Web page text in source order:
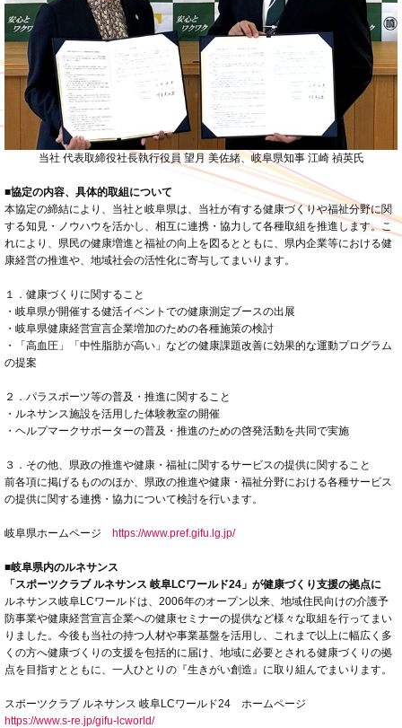
当社 代表取締役社長執行役員 望月 美佐緒、岐阜県知事 江崎 禎英氏
■協定の内容、具体的取組について
本協定の締結により、当社と岐阜県は、当社が有する健康づくりや福祉分野に関
する知見・ノウハウを活かし、相互に連携・協力して各種取組を推進します。こ
れにより、県民の健康増進と福祉の向上を図るとともに、県内企業等における健
康経営の推進や、地域社会の活性化に寄与してまいります。
１．健康づくりに関すること
・岐阜県が開催する健活イベントでの健康測定ブースの出展
・岐阜県健康経営宣言企業増加のための各種施策の検討
・「高血圧」「中性脂肪が高い」などの健康課題改善に効果的な運動プログラム
の提案
２．パラスポーツ等の普及・推進に関すること
・ルネサンス施設を活用した体験教室の開催
・ヘルプマークサポーターの普及・推進のための啓発活動を共同で実施
３．その他、県政の推進や健康・福祉に関するサービスの提供に関すること
前各項に掲げるもののほか、県政の推進や健康・福祉分野における各種サービス
の提供に関する連携・協力について検討を行います。
岐阜県ホームページ https://www.pref.gifu.lg.jp/
■岐阜県内のルネサンス
「スポーツクラブ ルネサンス 岐阜LCワールド24」が健康づくり支援の拠点に
ルネサンス岐阜LCワールドは、2006年のオープン以来、地域住民向けの介護予
防事業や健康経営宣言企業への健康セミナーの提供など様々な取組を行ってまい
りました。今後も当社の持つ人材や事業基盤を活用し、これまで以上に幅広く多
くの方へ健康づくりの支援を包括的に届け、地域に必要とされる健康づくりの拠
点を目指すとともに、一人ひとりの『生きがい創造』に取り組んでまいります。
スポーツクラブ ルネサンス 岐阜LCワールド24 ホームページ
https://www.s-re.jp/gifu-lcworld/